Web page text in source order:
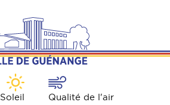
Soleil
Qualité de l'air